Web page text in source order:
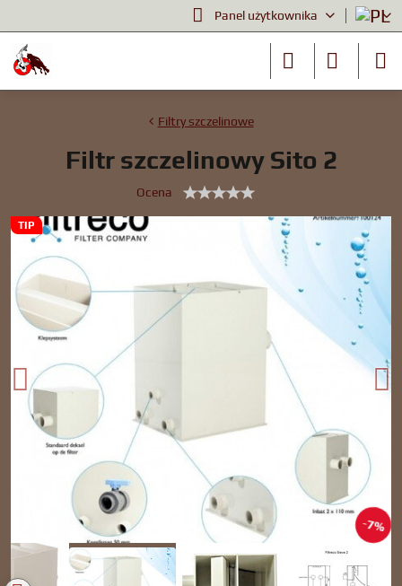
Panel użytkownika
TIP
7%
Filtry szczelinowe
Filtr szczelinowy Sito 2
Ocena